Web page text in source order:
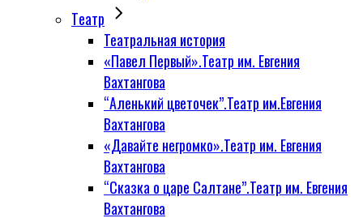
Tеатр
Театральная история
«Павел Первый».Театр им. Евгения
Вахтангова
“Аленький цветочек”.Театр им.Евгения
Вахтангова
«Давайте негромко».Театр им. Евгения
Вахтангова
“Сказка о царе Салтане”.Театр им. Евгения
Вахтангова